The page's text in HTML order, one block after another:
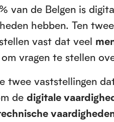
van de Belgen is
hebben. Ten
vast dat veel
om vragen te stellen
twee vaststellingen
de digitale